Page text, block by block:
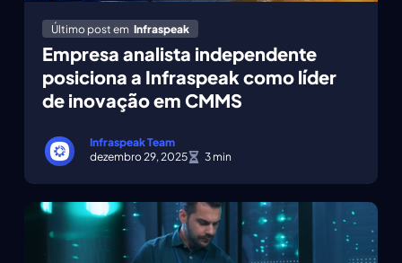
Último post em Infraspeak
Empresa analista independente
posiciona a Infraspeak como líder
de inovação em CMMS
Infraspeak Team
dezembro 29, 2025